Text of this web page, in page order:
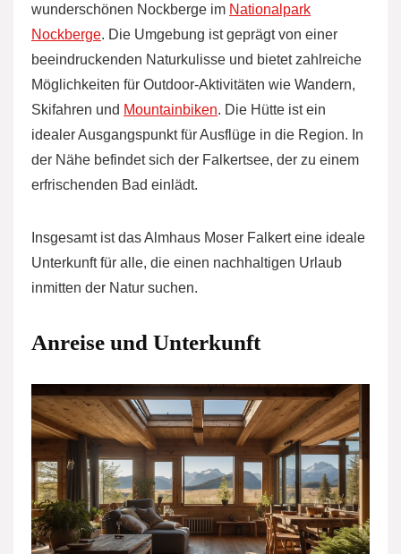
wunderschönen Nockberge im Nationalpark
Nockberge. Die Umgebung ist geprägt von einer
beeindruckenden Naturkulisse und bietet zahlreiche
Möglichkeiten für Outdoor-Aktivitäten wie Wandern,
Skifahren und Mountainbiken. Die Hütte ist ein
idealer Ausgangspunkt für Ausflüge in die Region. In
der Nähe befindet sich der Falkertsee, der zu einem
erfrischenden Bad einlädt.
Insgesamt ist das Almhaus Moser Falkert eine ideale
Unterkunft für alle, die einen nachhaltigen Urlaub
inmitten der Natur suchen.
Anreise und Unterkunft